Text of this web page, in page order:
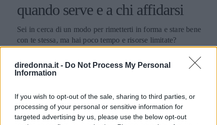
diredonna.it - Do Not Process My Personal
Information
If you wish to opt-out of the sale, sharing to third parties, or
processing of your personal or sensitive information for
targeted advertising by us, please use the below opt-out
quando serve e a chi affidarsi
Sei in cerca di un modo per rimetterti in forma e stare bene
con te stessa, ma hai poco tempo e risorse limitate?
REDAZIONE DIREDONNA